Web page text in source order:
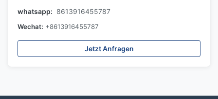
whatsapp: 8613916455787
Wechat: +8613916455787
Jetzt Anfragen